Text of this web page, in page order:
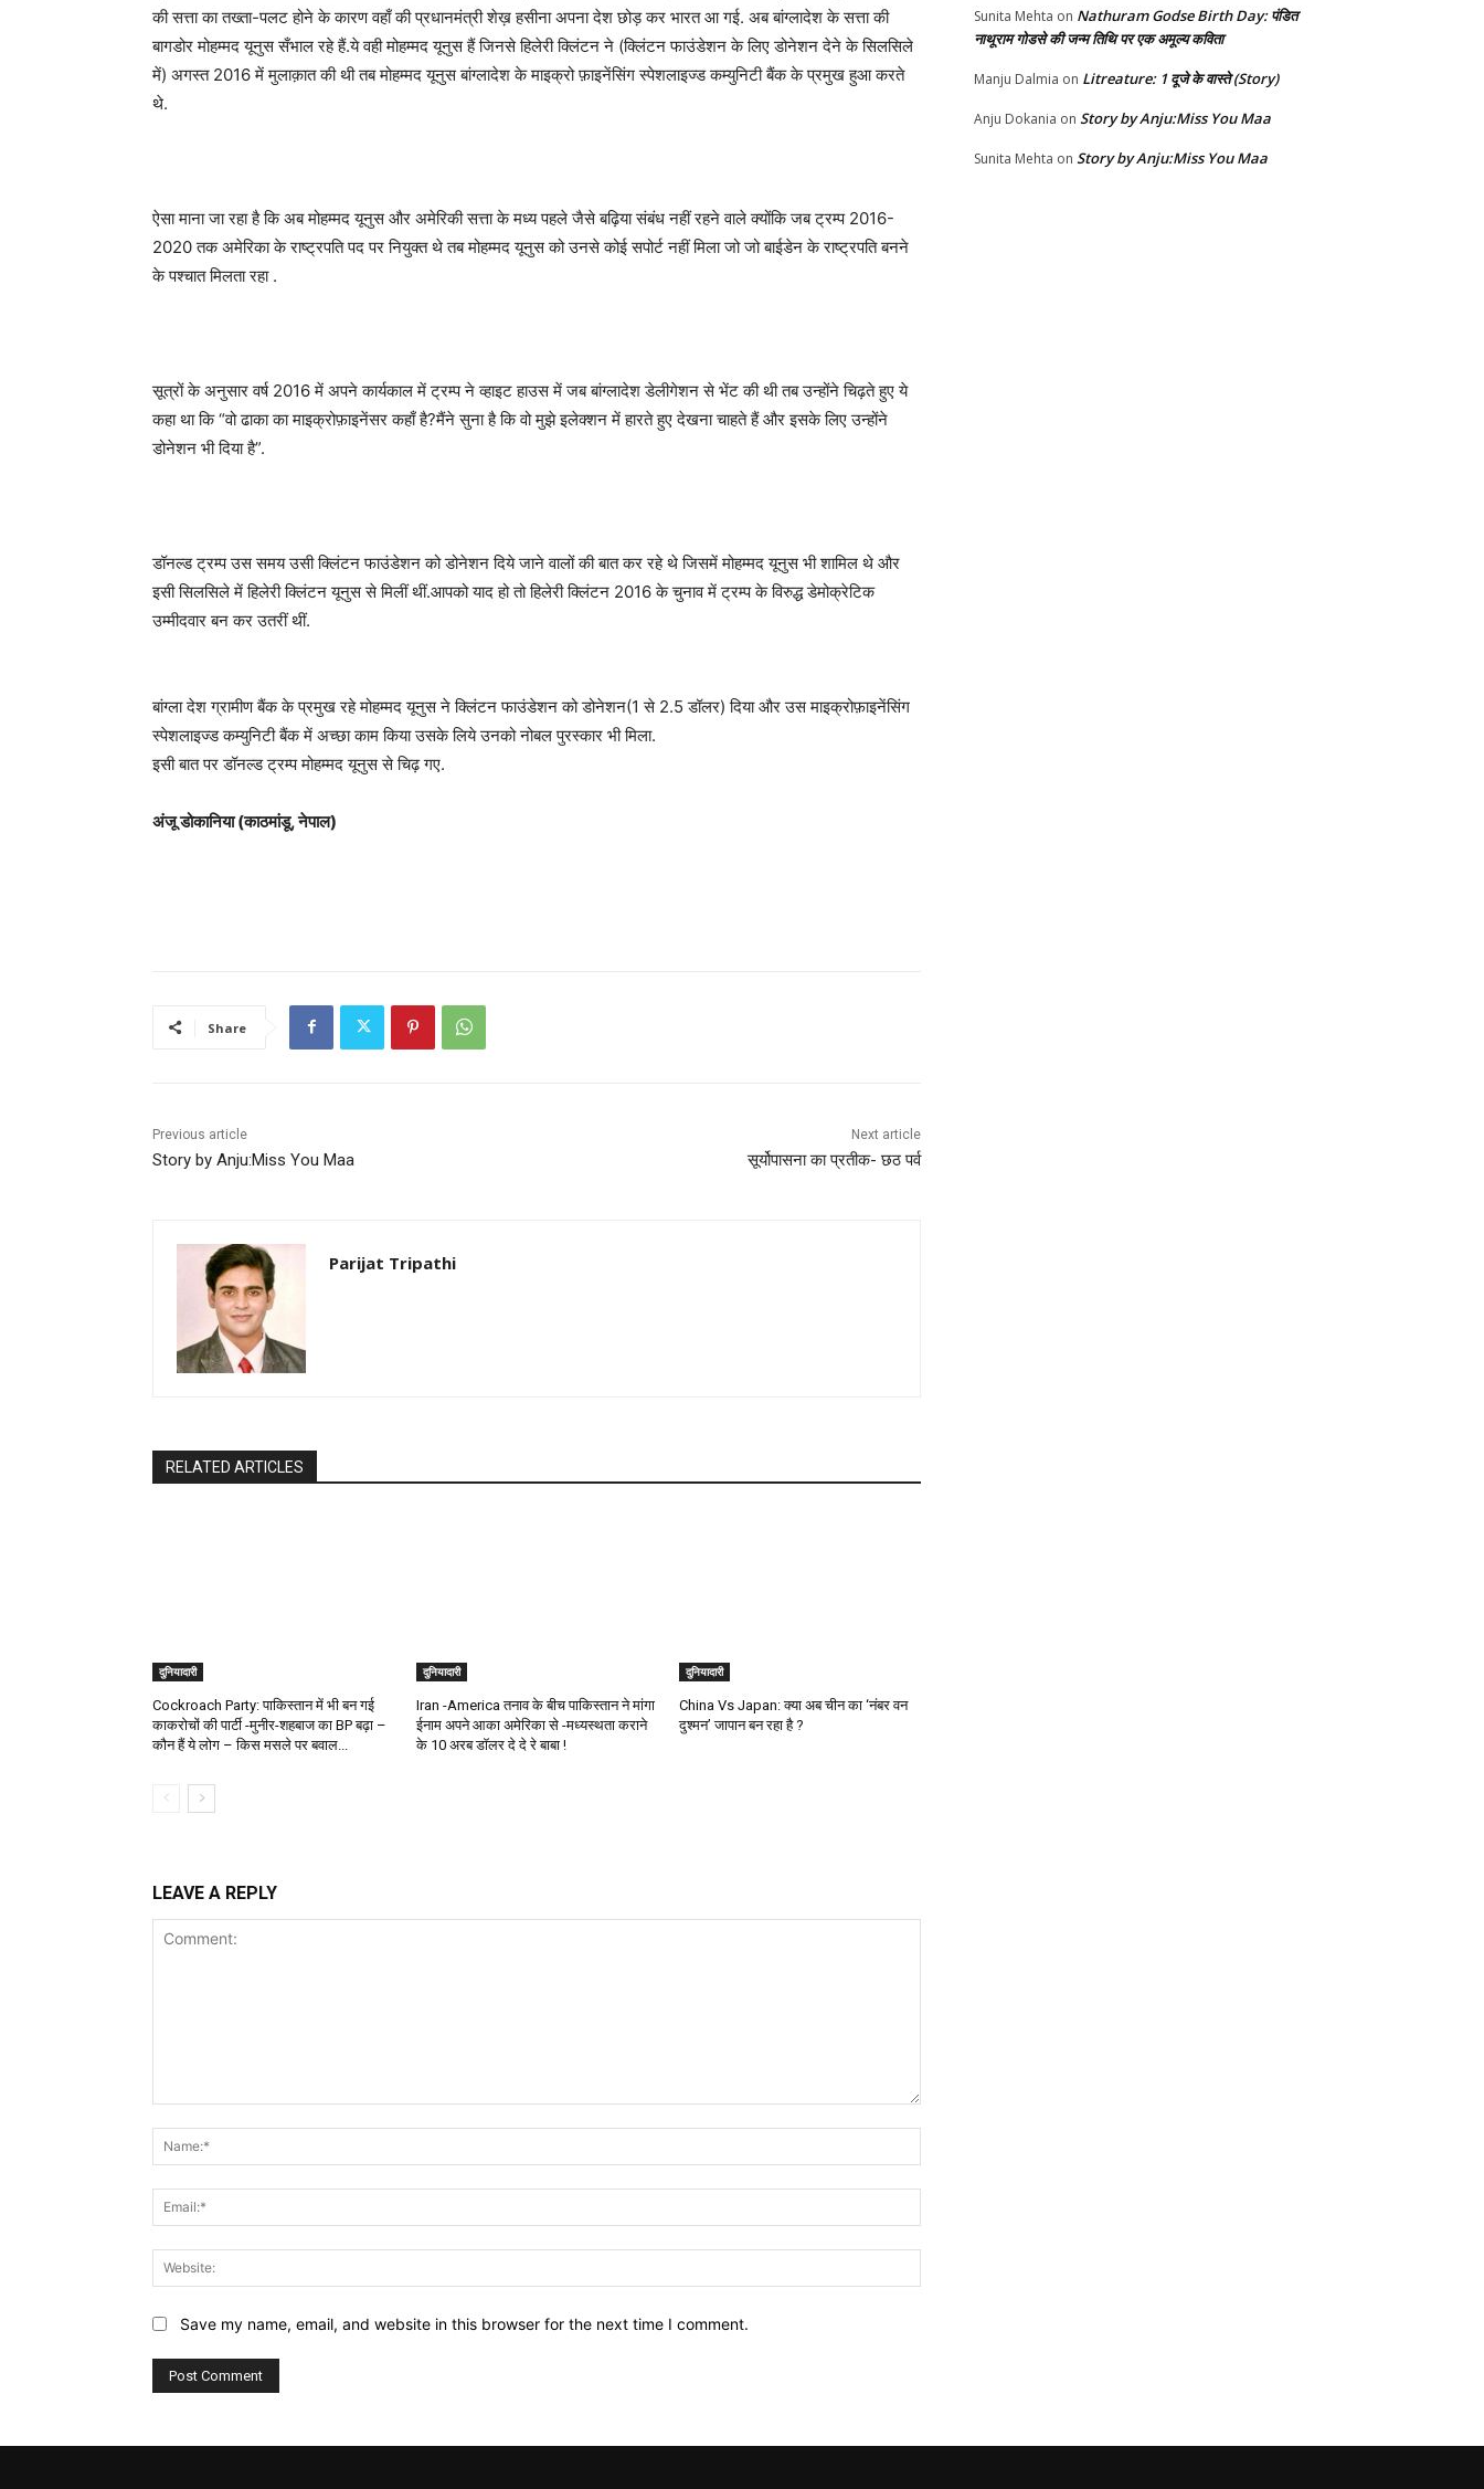
की सत्ता का तख्ता-पलट होने के कारण वहाँ की प्रधानमंत्री शेख़ हसीना अपना देश छोड़ कर भारत आ गई. अब बांग्लादेश के सत्ता की
बागडोर मोहम्मद यूनुस सँभाल रहे हैं.ये वही मोहम्मद यूनुस हैं जिनसे हिलेरी क्लिंटन ने (क्लिंटन फाउंडेशन के लिए डोनेशन देने के सिलसिले
में) अगस्त 2016 में मुलाक़ात की थी तब मोहम्मद यूनुस बांग्लादेश के माइक्रो फ़ाइनेंसिंग स्पेशलाइज्ड कम्युनिटी बैंक के प्रमुख हुआ करते
थे.
ऐसा माना जा रहा है कि अब मोहम्मद यूनुस और अमेरिकी सत्ता के मध्य पहले जैसे बढ़िया संबंध नहीं रहने वाले क्योंकि जब ट्रम्प 2016-
2020 तक अमेरिका के राष्ट्रपति पद पर नियुक्त थे तब मोहम्मद यूनुस को उनसे कोई सपोर्ट नहीं मिला जो जो बाईडेन के राष्ट्रपति बनने
के पश्चात मिलता रहा .
सूत्रों के अनुसार वर्ष 2016 में अपने कार्यकाल में ट्रम्प ने व्हाइट हाउस में जब बांग्लादेश डेलीगेशन से भेंट की थी तब उन्होंने चिढ़ते हुए ये
कहा था कि “वो ढाका का माइक्रोफ़ाइनेंसर कहाँ है?मैंने सुना है कि वो मुझे इलेक्शन में हारते हुए देखना चाहते हैं और इसके लिए उन्होंने
डोनेशन भी दिया है”.
डॉनल्ड ट्रम्प उस समय उसी क्लिंटन फाउंडेशन को डोनेशन दिये जाने वालों की बात कर रहे थे जिसमें मोहम्मद यूनुस भी शामिल थे और
इसी सिलसिले में हिलेरी क्लिंटन यूनुस से मिलीं थीं.आपको याद हो तो हिलेरी क्लिंटन 2016 के चुनाव में ट्रम्प के विरुद्ध डेमोक्रेटिक
उम्मीदवार बन कर उतरीं थीं.
बांग्ला देश ग्रामीण बैंक के प्रमुख रहे मोहम्मद यूनुस ने क्लिंटन फाउंडेशन को डोनेशन(1 से 2.5 डॉलर) दिया और उस माइक्रोफ़ाइनेंसिंग
स्पेशलाइज्ड कम्युनिटी बैंक में अच्छा काम किया उसके लिये उनको नोबल पुरस्कार भी मिला.
इसी बात पर डॉनल्ड ट्रम्प मोहम्मद यूनुस से चिढ़ गए.
अंजू डोकानिया (काठमांडू, नेपाल)
Share
Previous article
Story by Anju:Miss You Maa
Next article
सूर्योपासना का प्रतीक- छठ पर्व
Parijat Tripathi
RELATED ARTICLES
दुनियादारी
Cockroach Party: पाकिस्तान में भी बन गई
काकरोचों की पार्टी -मुनीर-शहबाज का BP बढ़ा –
कौन हैं ये लोग – किस मसले पर बवाल...
दुनियादारी
Iran -America तनाव के बीच पाकिस्तान ने मांगा
ईनाम अपने आका अमेरिका से -मध्यस्थता कराने
के 10 अरब डॉलर दे दे रे बाबा !
दुनियादारी
China Vs Japan: क्या अब चीन का ‘नंबर वन
दुश्मन’ जापान बन रहा है ?
LEAVE A REPLY
Save my name, email, and website in this browser for the next time I comment.
Sunita Mehta on Nathuram Godse Birth Day: पंडित
नाथूराम गोडसे की जन्म तिथि पर एक अमूल्य कविता
Manju Dalmia on Litreature: 1 दूजे के वास्ते (Story)
Anju Dokania on Story by Anju:Miss You Maa
Sunita Mehta on Story by Anju:Miss You Maa